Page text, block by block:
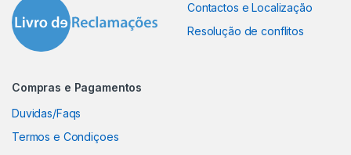
Contactos e Localização
Resolução de conflitos
Compras e Pagamentos
Duvidas/Faqs
Termos e Condiçoes